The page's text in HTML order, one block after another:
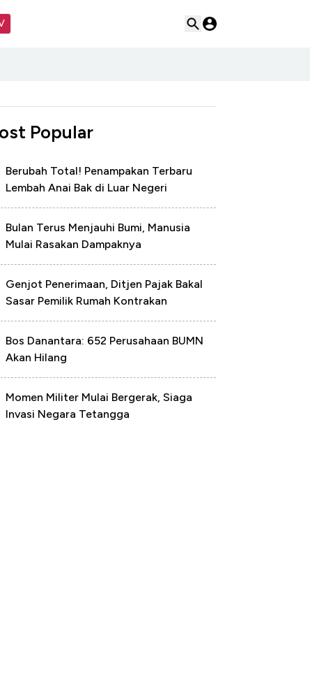
Popular
Berubah Total! Penampakan Terbaru
Lembah Anai Bak di Luar Negeri
Bulan Terus Menjauhi Bumi, Manusia
Mulai Rasakan Dampaknya
Genjot Penerimaan, Ditjen Pajak Bakal
Sasar Pemilik Rumah Kontrakan
Bos Danantara: 652 Perusahaan BUMN
Akan Hilang
Momen Militer Mulai Bergerak, Siaga
Invasi Negara Tetangga